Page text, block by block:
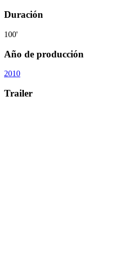
Duración
100'
Año de producción
2010
Trailer